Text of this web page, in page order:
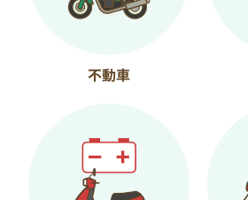
不動車